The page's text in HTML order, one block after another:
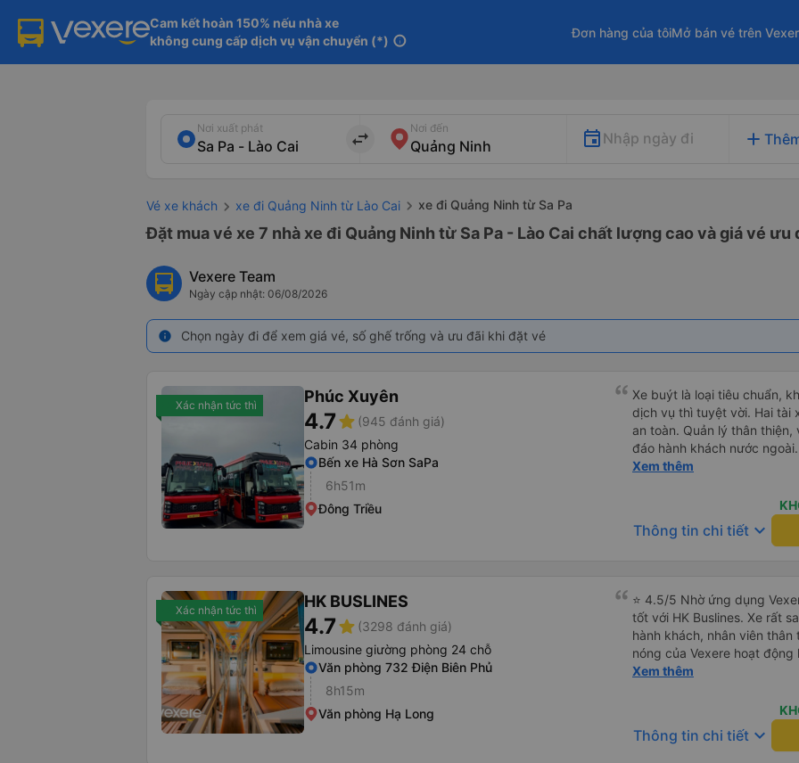
Cam kết hoàn 150% nếu nhà xe
không cung cấp dịch vụ vận chuyển (*) info
Đơn hàng của tôiMở bán vé trên
Nơi xuất phát
import_export
Nơi đến
Nhập ngày đi add
Vé xe khách xe đi Quảng Ninh từ Lào Cai xe đi Quảng Ninh từ Sa Pa
Đặt mua vé xe 7 nhà xe đi Quảng Ninh từ Sa Pa - Lào Cai chất lượng cao và giá vé ưu
Vexere Team
Ngày cập nhật: 06/08/2026
info Chọn ngày đi để xem giá vé, số ghế trống và ưu đãi khi đặt vé
Xác nhận tức thì Phúc Xuyên
4.7star (945 đánh giá)
Cabin 34 phòng
Bến xe Hà Sơn SaPa
6h51m
Đông Triều
Xe buýt là loại tiêu chuẩn,
dịch vụ thì tuyệt vời. Hai tài
an toàn. Quản lý thân
đáo hành khách nước
USB, và dừng thường
chọn. Bạn chỉ cần đợi bên
bị chậm trễ, hành trình mất
giá vé 480.000 VND.
Xem thêm
Thông tin chi tiết keyboard_arrow_down
Xác nhận tức thì HK BUSLINES
4.7star (3298 đánh giá)
Limousine giường phòng 24 chỗ
Văn phòng 732 Điện Biên Phủ
8h15m
Văn phòng Hạ Long
⭐ 4.5/5 Nhờ ứng dụng
tốt với HK Buslines. Xe rất
hành khách, nhân viên
nóng của Vexere hoạt
với khách hàng. Nhược
quay lại, điều này có thể
vì điểm trả khách chỉ ở
không phải ở nhà tôi :) Ưu
Xem thêm
Thông tin chi tiết keyboard_arrow_down